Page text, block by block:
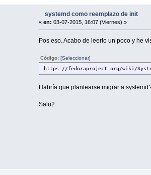
systemd como reemplazo de init
« en: 03-07-2015, 16:07 (Viernes) »
Pos eso. Acabo de leerlo un poco y he
Código: [Seleccionar]
https://fedoraproject.org/wiki/
Habría que plantearse migrar a
Salu2